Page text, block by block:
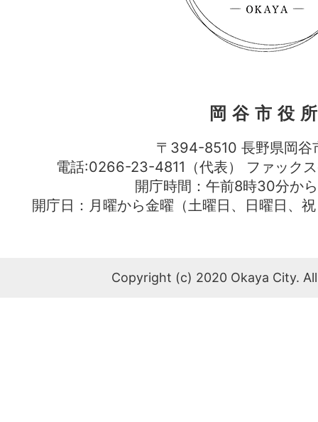
岡谷市役
〒394-8510 長野県岡谷
電話:0266-23-4811（代表） ファッ
開庁時間：午前8時30分か
開庁日：月曜から金曜（土曜日、日曜日、
Copyright (c) 2020 Okaya City.